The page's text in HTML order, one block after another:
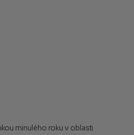
minulého roku v oblasti